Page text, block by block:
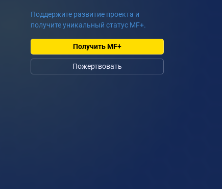
Поддержите развитие проекта и
получите уникальный статус MF+.
Получить MF+
Пожертвовать